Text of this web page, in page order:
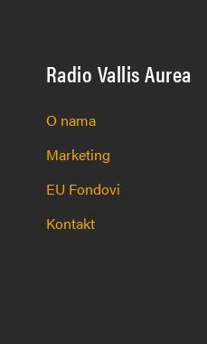
Radio Vallis Aurea
O nama
Marketing
EU Fondovi
Kontakt